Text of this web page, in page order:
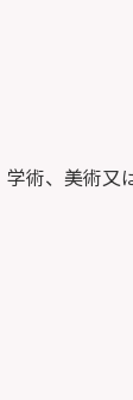
術、美術又